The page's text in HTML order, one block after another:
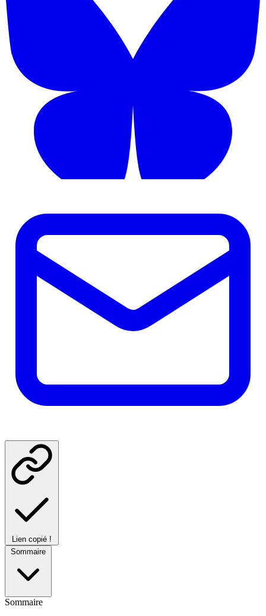
Lien copié !
Sommaire
Sommaire